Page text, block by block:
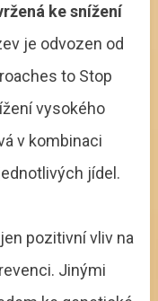
ke snížení
je odvozen od
to Stop
vysokého
v kombinaci
jídel.
pozitivní vliv na
Jinými